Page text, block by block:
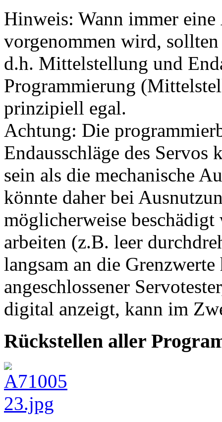
Hinweis: Wann immer
vorgenommen wird,
d.h. Mittelstellung und
Programmierung
prinzipiell egal.
Achtung: Die
Endausschläge des Servos
sein als die mechanische
könnte daher bei
möglicherweise
arbeiten (z.B. leer
langsam an die
angeschlossener
digital anzeigt, kann im
Rückstellen aller